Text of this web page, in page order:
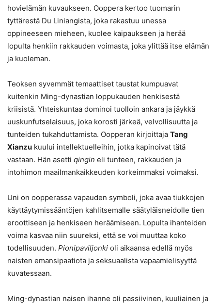
hovielämän kuvaukseen. Ooppera kertoo tuomarin
tyttärestä Du Liniangista, joka rakastuu unessa
oppineeseen mieheen, kuolee kaipaukseen ja herää
lopulta henkiin rakkauden voimasta, joka ylittää itse elämän
ja kuoleman.
Teoksen syvemmät temaattiset taustat kumpuavat
kuitenkin Ming-dynastian loppukauden henkisestä
kriisistä. Yhteiskuntaa dominoi tuolloin ankara ja jäykkä
uuskunfutselaisuus, joka korosti järkeä, velvollisuutta ja
tunteiden tukahduttamista. Oopperan kirjoittaja Tang
Xianzu kuului intellektuelleihin, jotka kapinoivat tätä
vastaan. Hän asetti qingin eli tunteen, rakkauden ja
intohimon maailmankaikkeuden korkeimmaksi voimaksi.
Uni on oopperassa vapauden symboli, joka avaa tiukkojen
käyttäytymissääntöjen kahlitsemalle säätyläisneidolle tien
eroottiseen ja henkiseen heräämiseen. Lopulta ihanteiden
voima kasvaa niin suureksi, että se voi muuttaa koko
todellisuuden. Pionipaviljonki oli aikaansa edellä myös
naisten emansipaatiota ja seksuaalista vapaamielisyyttä
kuvatessaan.
Ming-dynastian naisen ihanne oli passiivinen, kuuliainen ja